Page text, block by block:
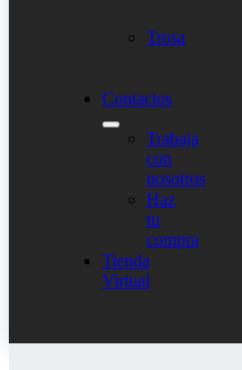
Trosa
Contactos
Trabaja
con
nosotros
Haz
tu
compra
Tienda
Virtual